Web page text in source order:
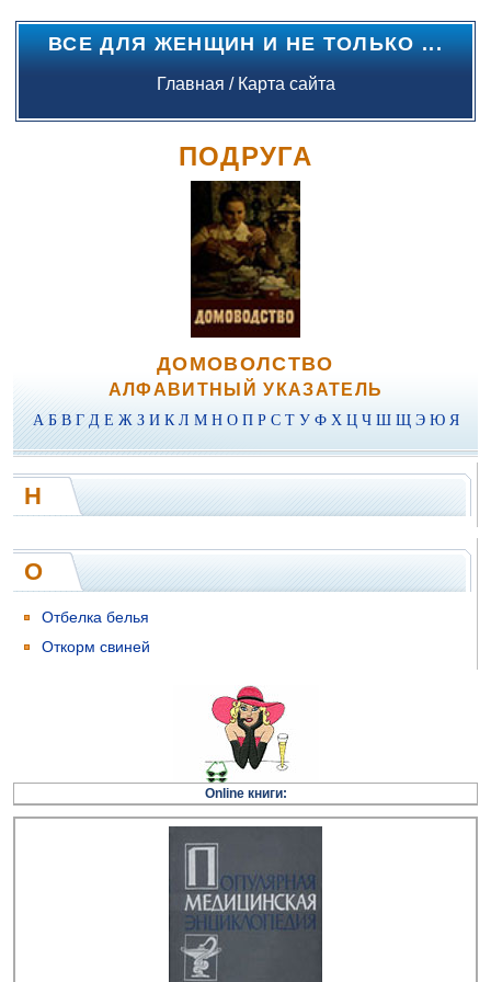
ВСЕ ДЛЯ ЖЕНЩИН И НЕ ТОЛЬКО ...
Главная / Карта сайта
ПОДРУГА
ДОМОВОЛСТВО
АЛФАВИТНЫЙ УКАЗАТЕЛЬ
А Б В Г Д Е Ж З И К Л М Н О П Р С Т У Ф Х Ц Ч Ш Щ Э Ю Я
Н
О
Отбелка белья
Откорм свиней
Online книги: